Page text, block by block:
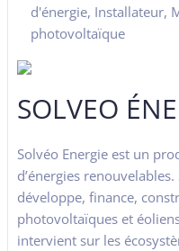
d'énergie, Installateur,
photovoltaïque
SOLVEO
Solvéo Energie est un
d’énergies
développe, finance,
photovoltaïques et
intervient sur les